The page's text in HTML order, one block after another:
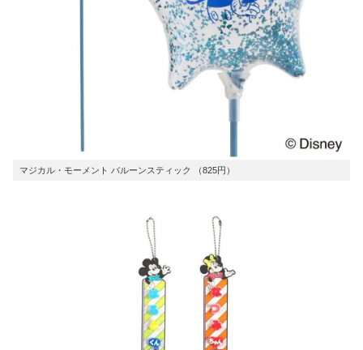
マジカル・モーメント バルーンスティック （825円）